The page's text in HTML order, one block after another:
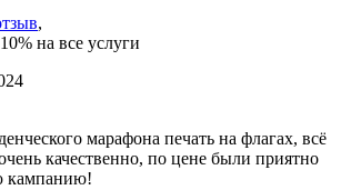
,
на все услуги
марафона печать на флагах, всё
качественно, по цене были приятно
кампанию!